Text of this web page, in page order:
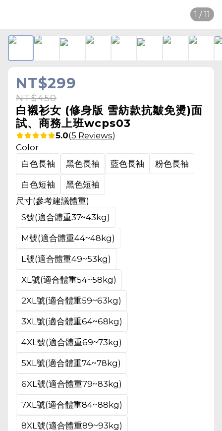
1 / 11
NT$299
NT$450
白襯衫女 (修身版 雪紡款抗皺免燙)面
試、商務上班wcps03
5.0(5 Reviews)
Color
白色長袖
黑色長袖 藍色長袖 粉色長袖
白色短袖
黑色短袖
尺寸(參考建議體重)
S號(適合體重37~43kg)
M號(適合體重44~48kg)
L號(適合體重49~53kg)
XL號(適合體重54~58kg)
2XL號(適合體重59~63kg)
3XL號(適合體重64~68kg)
4XL號(適合體重69~73kg)
5XL號(適合體重74~78kg)
6XL號(適合體重79~83kg)
7XL號(適合體重84~88kg)
8XL號(適合體重89~93kg)